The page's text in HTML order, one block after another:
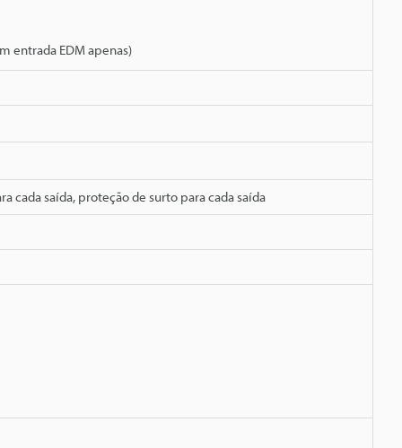
entrada EDM apenas)
cada saída, proteção de surto para cada saída